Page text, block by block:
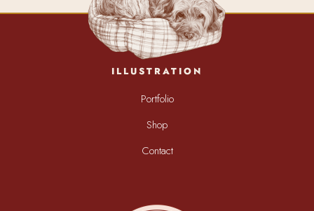
ILLUSTRATION
Portfolio
Shop
Contact